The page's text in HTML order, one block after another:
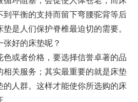
平衡的支持而留下弯腰驼背等后
是人们保护脊椎最迫切的需要。
好的床垫呢？
或者价格，要选择信誉卓著的品
相关服务；其实最重要的就是床垫
人群。这样才能使你所选购的床